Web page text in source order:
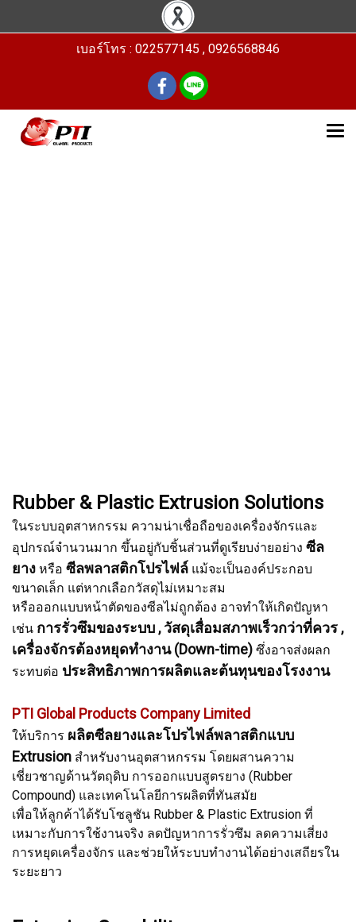
เบอร์โทร : 022577145 , 0926568846
Rubber & Plastic Extrusion Solutions
ในระบบอุตสาหกรรม ความน่าเชื่อถือของเครื่องจักรและ
อุปกรณ์จำนวนมาก ขึ้นอยู่กับชิ้นส่วนที่ดูเรียบง่ายอย่าง ซีล
ยาง หรือ ซีลพลาสติกโปรไฟล์ แม้จะเป็นองค์ประกอบ
ขนาดเล็ก แต่หากเลือกวัสดุไม่เหมาะสม
หรือออกแบบหน้าตัดของซีลไม่ถูกต้อง อาจทำให้เกิดปัญหา
เช่น การรั่วซึมของระบบ , วัสดุเสื่อมสภาพเร็วกว่าที่ควร ,
เครื่องจักรต้องหยุดทำงาน (Down-time) ซึ่งอาจส่งผลก
ระทบต่อ ประสิทธิภาพการผลิตและต้นทุนของโรงงาน
PTI Global Products Company Limited
ให้บริการ ผลิตซีลยางและโปรไฟล์พลาสติกแบบ
Extrusion สำหรับงานอุตสาหกรรม โดยผสานความ
เชี่ยวชาญด้านวัตถุดิบ การออกแบบสูตรยาง (Rubber
Compound) และเทคโนโลยีการผลิตที่ทันสมัย
เพื่อให้ลูกค้าได้รับโซลูชัน Rubber & Plastic Extrusion ที่
เหมาะกับการใช้งานจริง ลดปัญหาการรั่วซึม ลดความเสี่ยง
การหยุดเครื่องจักร และช่วยให้ระบบทำงานได้อย่างเสถียรใน
ระยะยาว